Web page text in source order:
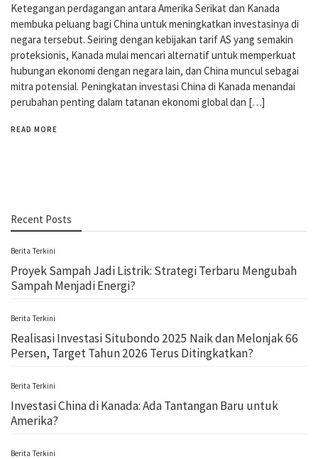
Ketegangan perdagangan antara Amerika Serikat dan Kanada
membuka peluang bagi China untuk meningkatkan investasinya di
negara tersebut. Seiring dengan kebijakan tarif AS yang semakin
proteksionis, Kanada mulai mencari alternatif untuk memperkuat
hubungan ekonomi dengan negara lain, dan China muncul sebagai
mitra potensial. Peningkatan investasi China di Kanada menandai
perubahan penting dalam tatanan ekonomi global dan […]
READ MORE
Recent Posts
Berita Terkini
Proyek Sampah Jadi Listrik: Strategi Terbaru Mengubah
Sampah Menjadi Energi?
Berita Terkini
Realisasi Investasi Situbondo 2025 Naik dan Melonjak 66
Persen, Target Tahun 2026 Terus Ditingkatkan?
Berita Terkini
Investasi China di Kanada: Ada Tantangan Baru untuk
Amerika?
Berita Terkini